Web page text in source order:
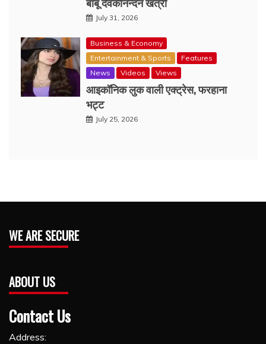
July 31, 2026
Business & Economy
Entertainment & Sports
Features
News
Videos Views
आइकॉनिक लुक वाली एक्‍ट्रेस, फरहाना
भट्ट
July 25, 2026
WE ARE SECURE
ABOUT US
Contact Us
Address: